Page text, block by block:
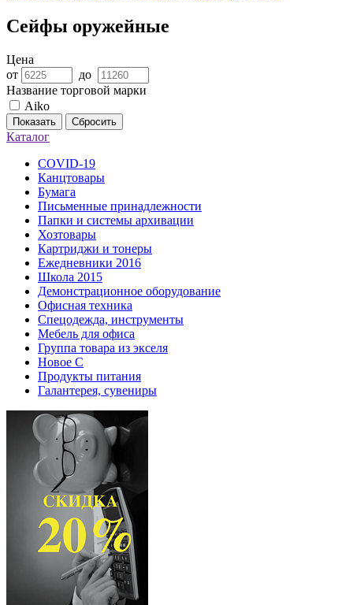
Сейфы оружейные
Цена
от
до
Название торговой марки
Aiko
Показать Сбросить
Каталог
COVID-19
Канцтовары
Бумага
Письменные принадлежности
Папки и системы архивации
Хозтовары
Картриджи и тонеры
Ежедневники 2016
Школа 2015
Демонстрационное оборудование
Офисная техника
Спецодежда, инструменты
Мебель для офиса
Группа товара из экселя
Новое С
Продукты питания
Галантерея, сувениры